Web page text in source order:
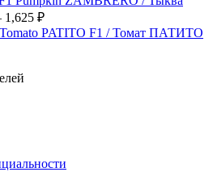
странице
товара.
1,625 ₽Диапазон
цен:
Tomato PATITO F1 / Томат ПАТИТО
₽